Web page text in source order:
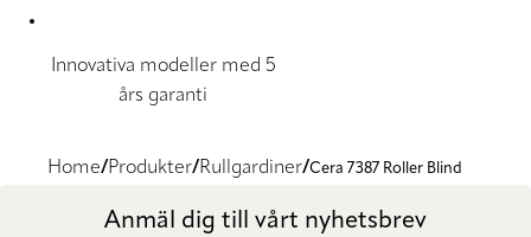
Innovativa modeller med 5
års garanti
Home Produkter Rullgardiner Cera 7387 Roller Blind
Anmäl dig till vårt nyhetsbrev